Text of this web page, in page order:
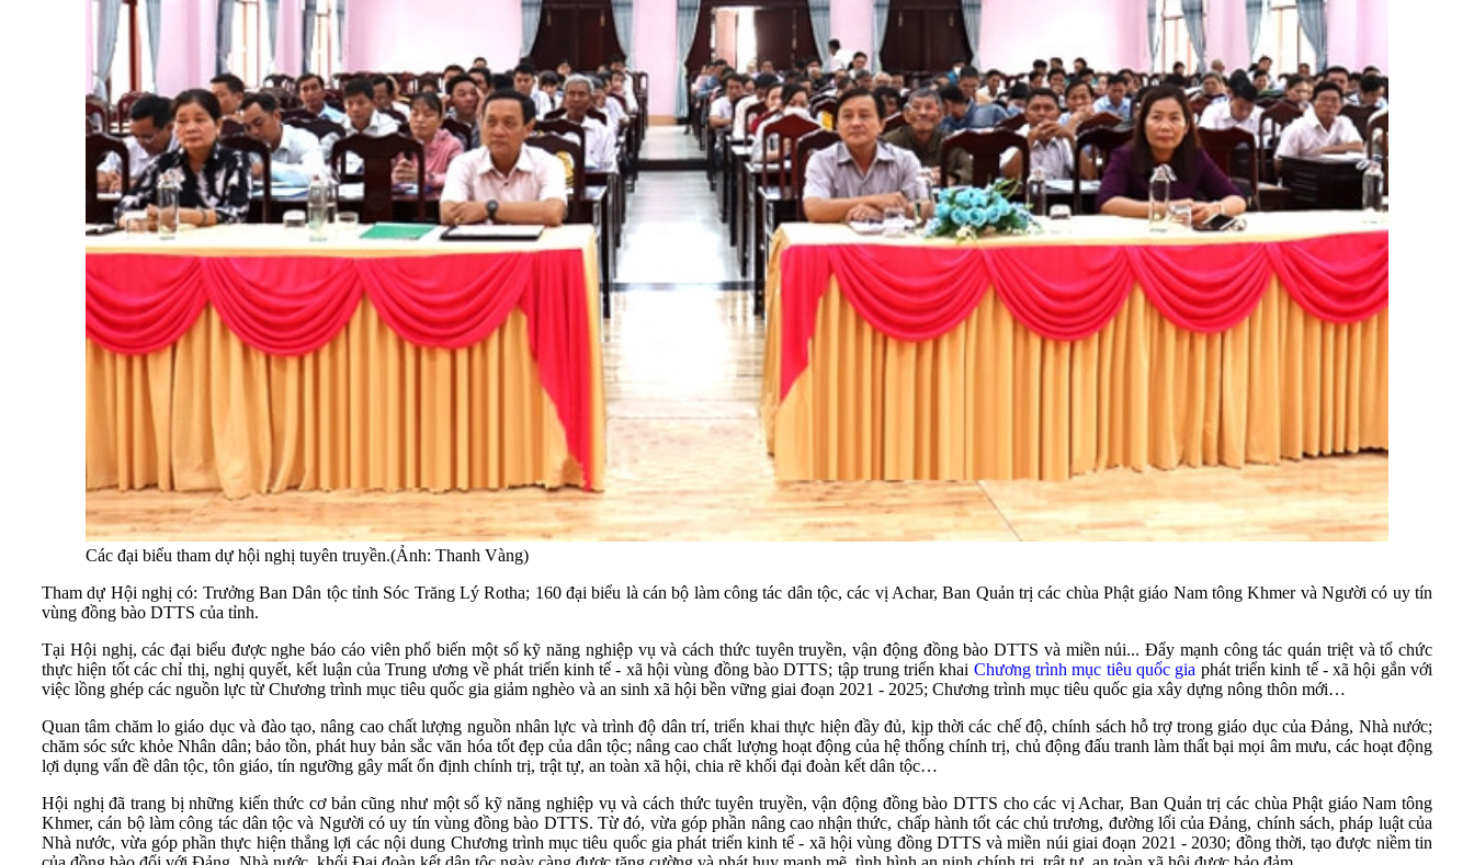
Các đại biểu tham dự hội nghị tuyên truyền.(Ảnh: Thanh Vàng)
Tham dự Hội nghị có: Trưởng Ban Dân tộc tỉnh Sóc Trăng Lý Rotha; 160 đại biểu là cán bộ làm công tác dân tộc, các vị Achar, Ban Quản trị các chùa Phật giáo Nam tông Khmer và Người có uy tín
vùng đồng bào DTTS của tỉnh.
Tại Hội nghị, các đại biểu được nghe báo cáo viên phổ biến một số kỹ năng nghiệp vụ và cách thức tuyên truyền, vận động đồng bào DTTS và miền núi... Đẩy mạnh công tác quán triệt và tổ chức
thực hiện tốt các chỉ thị, nghị quyết, kết luận của Trung ương về phát triển kinh tế - xã hội vùng đồng bào DTTS; tập trung triển khai Chương trình mục tiêu quốc gia phát triển kinh tế - xã hội gắn với
việc lồng ghép các nguồn lực từ Chương trình mục tiêu quốc gia giảm nghèo và an sinh xã hội bền vững giai đoạn 2021 - 2025; Chương trình mục tiêu quốc gia xây dựng nông thôn mới…
Quan tâm chăm lo giáo dục và đào tạo, nâng cao chất lượng nguồn nhân lực và trình độ dân trí, triển khai thực hiện đầy đủ, kịp thời các chế độ, chính sách hỗ trợ trong giáo dục của Đảng, Nhà nước;
chăm sóc sức khỏe Nhân dân; bảo tồn, phát huy bản sắc văn hóa tốt đẹp của dân tộc; nâng cao chất lượng hoạt động của hệ thống chính trị, chủ động đấu tranh làm thất bại mọi âm mưu, các hoạt động
lợi dụng vấn đề dân tộc, tôn giáo, tín ngưỡng gây mất ổn định chính trị, trật tự, an toàn xã hội, chia rẽ khối đại đoàn kết dân tộc…
Hội nghị đã trang bị những kiến thức cơ bản cũng như một số kỹ năng nghiệp vụ và cách thức tuyên truyền, vận động đồng bào DTTS cho các vị Achar, Ban Quản trị các chùa Phật giáo Nam tông
Khmer, cán bộ làm công tác dân tộc và Người có uy tín vùng đồng bào DTTS. Từ đó, vừa góp phần nâng cao nhận thức, chấp hành tốt các chủ trương, đường lối của Đảng, chính sách, pháp luật của
Nhà nước, vừa góp phần thực hiện thắng lợi các nội dung Chương trình mục tiêu quốc gia phát triển kinh tế - xã hội vùng đồng DTTS và miền núi giai đoạn 2021 - 2030; đồng thời, tạo được niềm tin